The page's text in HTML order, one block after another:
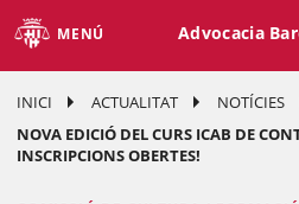
MENÚ Advocacia
INICI ACTUALITAT
NOTÍCIES
NOVA EDICIÓ DEL CURS ICAB DE
INSCRIPCIONS OBERTES!